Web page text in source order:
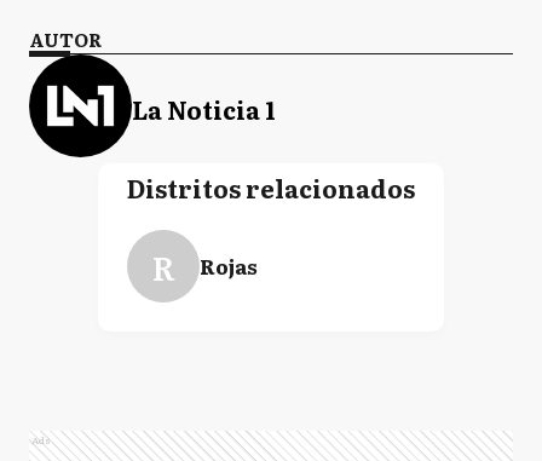
AUTOR
La Noticia 1
Distritos relacionados
R Rojas
Ads